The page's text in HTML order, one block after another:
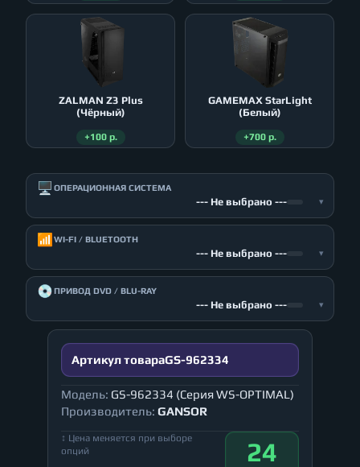
ZALMAN Z3 Plus
(Чёрный)
+100 р.
GAMEMAX StarLight
(Белый)
+700 р.
🖥️ ОПЕРАЦИОННАЯ СИСТЕМА
--- Не выбрано --- ▾
📶 WI-FI / BLUETOOTH
--- Не выбрано --- ▾
💿ПРИВОД DVD / BLU-RAY
--- Не выбрано --- ▾
Артикул товараGS-962334
Модель: GS-962334 (Серия WS-OPTIMAL)
Производитель: GANSOR
↕ Цена меняется при выборе
опций
24